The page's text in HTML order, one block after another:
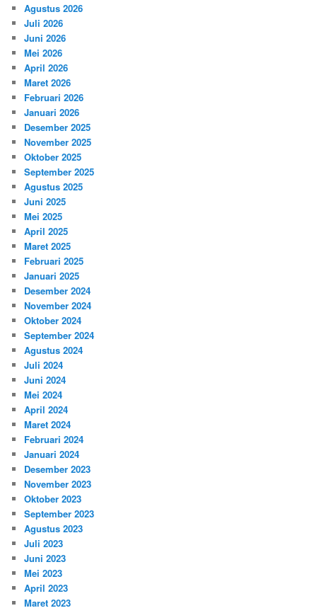
Agustus 2026
Juli 2026
Juni 2026
Mei 2026
April 2026
Maret 2026
Februari 2026
Januari 2026
Desember 2025
November 2025
Oktober 2025
September 2025
Agustus 2025
Juni 2025
Mei 2025
April 2025
Maret 2025
Februari 2025
Januari 2025
Desember 2024
November 2024
Oktober 2024
September 2024
Agustus 2024
Juli 2024
Juni 2024
Mei 2024
April 2024
Maret 2024
Februari 2024
Januari 2024
Desember 2023
November 2023
Oktober 2023
September 2023
Agustus 2023
Juli 2023
Juni 2023
Mei 2023
April 2023
Maret 2023